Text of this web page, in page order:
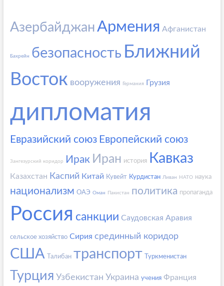
АзербайджанАрмения Афганистан
Бахрейн безопасность Ближний
Восток вооружения Германия Грузия
дипломатия
Евразийский союз Европейский союз
Зангезурский коридор Ирак Иран история Кавказ
Казахстан Каспий Китай Кувейт Курдистан Ливан НАТО наука
национализм ОАЭ Оман Пакистан политика пропаганда
Россия санкции Саудовская Аравия
сельское хозяйство Сирия срединный коридор
США Талибан транспорт Туркменистан
Турция Узбекистан Украина учения Франция